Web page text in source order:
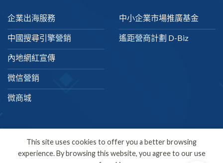
企業出海服務
中國搜尋引擎營銷
內地網紅宣傳
微信營銷
微商城
中小企業市場推廣基金
遙距營商計劃 D-Biz
繁體中文
This site uses cookies to offer you a better browsing
experience. By browsing this website, you agree to our use